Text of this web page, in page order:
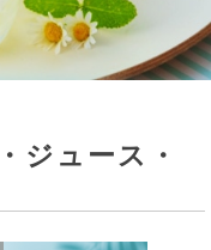
ジュース・